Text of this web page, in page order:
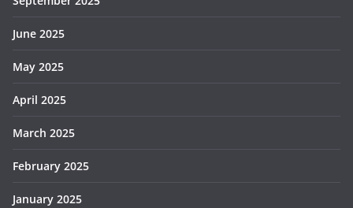
June 2025
May 2025
April 2025
March 2025
February 2025
January 2025